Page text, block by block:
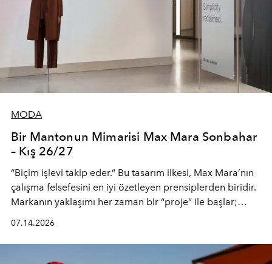
MODA
Bir Mantonun Mimarisi Max Mara Sonbahar
– Kış 26/27
“Biçim işlevi takip eder.” Bu tasarım ilkesi, Max Mara’nın
çalışma felsefesini en iyi özetleyen prensiplerden biridir.
Markanın yaklaşımı her zaman bir “proje” ile başlar;
(savoir-faire) buluşan parçalara dönüştürmek.
07.14.2026